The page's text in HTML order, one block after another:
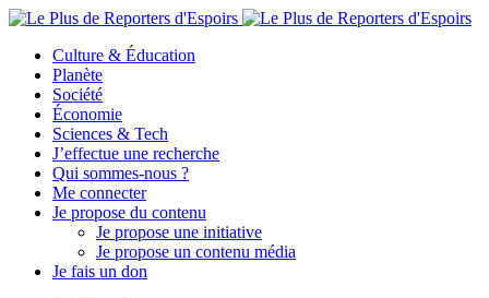
Culture & Éducation
Planète
Société
Économie
Sciences & Tech
J’effectue une recherche
Qui sommes-nous ?
Me connecter
Je propose du contenu
Je propose une initiative
Je propose un contenu média
Je fais un don